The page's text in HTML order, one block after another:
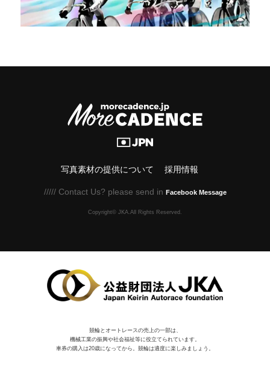
写真素材の提供について 採用情報
///// Contact Us? please send in Facebook Message
Copyright© JKA.All Rights Reserved.
競輪とオートレースの売上の一部は、
機械⼯業の振興や社会福祉等に役⽴てられています。
車券の購入は20歳になってから。競輪は適度に楽しみましょう。